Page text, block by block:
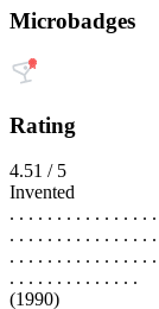
Microbadges
Rating
4.51 / 5
Invented
. . . . . . . . . . . . . . .
. . . . . . . . . . . . . . .
. . . . . . . . . . . . . . .
. . . . . . . . . . . . . .
(1990)